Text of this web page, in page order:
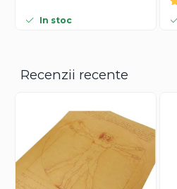
In stoc
Recenzii recente